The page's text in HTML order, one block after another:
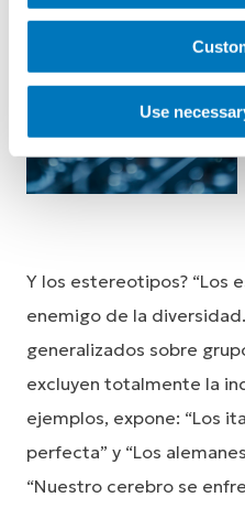
Use
Y los estereotipos? “Los
enemigo de la
generalizados sobre
excluyen totalmente la
ejemplos, expone: “Los
perfecta” y “Los
“Nuestro cerebro se